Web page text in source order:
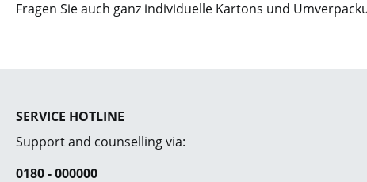
Fragen Sie auch ganz individuelle Kartons und
SERVICE HOTLINE
Support and counselling via:
0180 - 000000